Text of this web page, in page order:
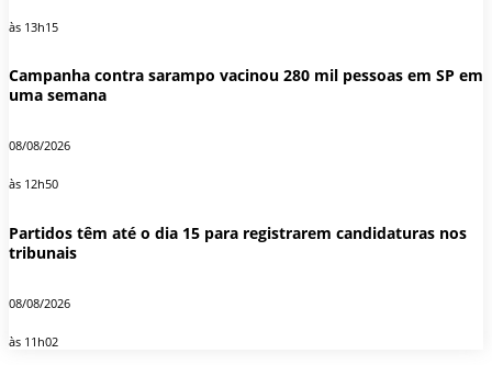
às 13h15
Campanha contra sarampo vacinou 280 mil pessoas em SP em
uma semana
08/08/2026
às 12h50
Partidos têm até o dia 15 para registrarem candidaturas nos
tribunais
08/08/2026
às 11h02